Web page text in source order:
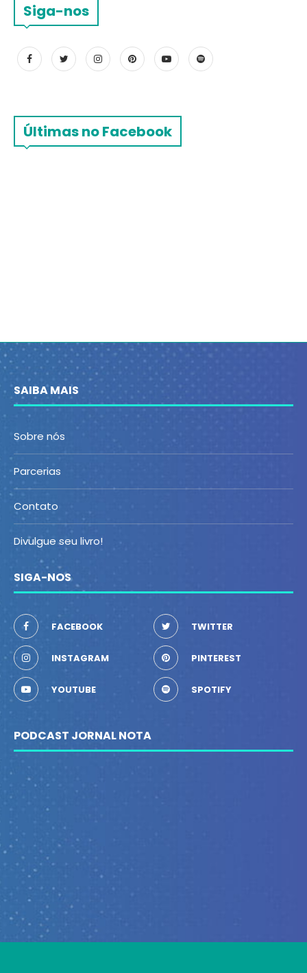
Siga-nos
Últimas no Facebook
SAIBA MAIS
Sobre nós
Parcerias
Contato
Divulgue seu livro!
SIGA-NOS
FACEBOOK TWITTER
INSTAGRAM PINTEREST
YOUTUBE SPOTIFY
PODCAST JORNAL NOTA